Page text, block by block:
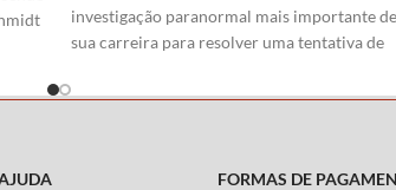
investigação paranormal mais importante de
sua carreira para resolver uma tentativa de
Wong muito próximo da morte, o mago
FORMAS DE